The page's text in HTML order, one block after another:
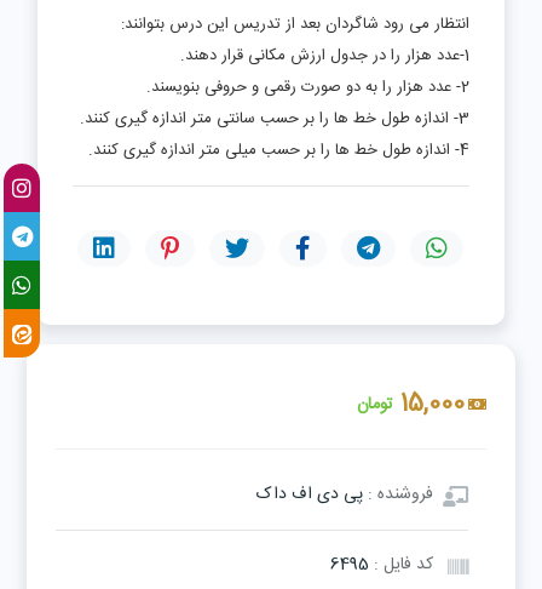
15,000 تومان
فروشنده :پی دی اف داک
کد فایل : 6495
انتظار می رود شاگردان بعد از تدریس این درس بتوانند:
1-عدد هزار را در جدول ارزش مکانی قرار دهند.
2- عدد هزار را به دو صورت رقمی و حروفی بنویسند.
3- اندازه طول خط ها را بر حسب سانتی متر اندازه گیری کنند.
4- اندازه طول خط ها را بر حسب میلی متر اندازه گیری کنند.